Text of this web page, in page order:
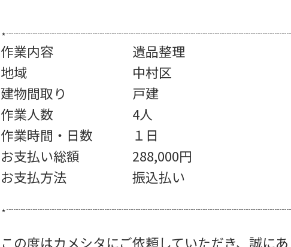
作業内容 遺品整理
地域 中村区
建物間取り 戸建
作業人数 4人
作業時間・日数 １日
お支払い総額 288,000円
お支払方法 振込払い
この度はカメシタにご依頼していただき、誠に